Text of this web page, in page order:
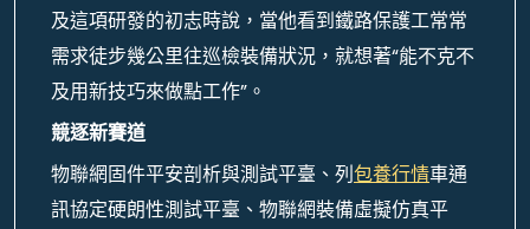
及這項研發的初志時說，當他看到鐵路保護工常常
需求徒步幾公里往巡檢裝備狀況，就想著“能不克不
及用新技巧來做點工作”。
競逐新賽道
物聯網固件平安剖析與測試平臺、列包養行情車通
訊協定硬朗性測試平臺、物聯網裝備虛擬仿真平